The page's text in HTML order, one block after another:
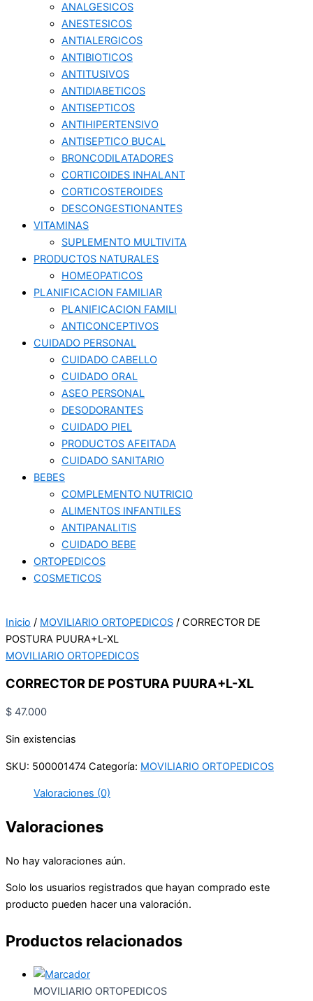
ANALGESICOS
ANESTESICOS
ANTIALERGICOS
ANTIBIOTICOS
ANTITUSIVOS
ANTIDIABETICOS
ANTISEPTICOS
ANTIHIPERTENSIVO
ANTISEPTICO BUCAL
BRONCODILATADORES
CORTICOIDES INHALANT
CORTICOSTEROIDES
DESCONGESTIONANTES
VITAMINAS
SUPLEMENTO MULTIVITA
PRODUCTOS NATURALES
HOMEOPATICOS
PLANIFICACION FAMILIAR
PLANIFICACION FAMILI
ANTICONCEPTIVOS
CUIDADO PERSONAL
CUIDADO CABELLO
CUIDADO ORAL
ASEO PERSONAL
DESODORANTES
CUIDADO PIEL
PRODUCTOS AFEITADA
CUIDADO SANITARIO
BEBES
COMPLEMENTO NUTRICIO
ALIMENTOS INFANTILES
ANTIPANALITIS
CUIDADO BEBE
ORTOPEDICOS
COSMETICOS
Inicio / MOVILIARIO ORTOPEDICOS / CORRECTOR DE
POSTURA PUURA+L-XL
MOVILIARIO ORTOPEDICOS
CORRECTOR DE POSTURA PUURA+L-XL
$ 47.000
Sin existencias
SKU: 500001474 Categoría: MOVILIARIO ORTOPEDICOS
Valoraciones (0)
Valoraciones
No hay valoraciones aún.
Solo los usuarios registrados que hayan comprado este
producto pueden hacer una valoración.
Productos relacionados
MOVILIARIO ORTOPEDICOS